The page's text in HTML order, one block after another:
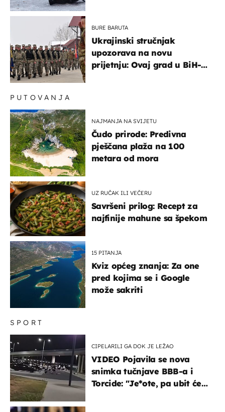
BURE BARUTA
Ukrajinski stručnjak
upozorava na novu
prijetnju: Ovaj grad u BiH-u
SPORT
CIPELARILI GA DOK JE LEŽAO
VIDEO Pojavila se nova
snimka tučnjave BBB-a i
Torcide: "Je*ote, pa ubit će
PUTOVANJA
NAJMANJA NA SVIJETU
Čudo prirode: Predivna
pješčana plaža na 100
metara od mora
UZ RUČAK ILI VEČERU
Savršeni prilog: Recept za
najfinije mahune sa špekom
15 PITANJA
Kviz općeg znanja: Za one
pred kojima se i Google
može sakriti